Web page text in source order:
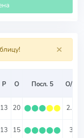
×
Р О Посл. 5 О/И
13 20 ⬤⬤⬤⬤⬤ 2.5
13 15 ⬤⬤⬤⬤⬤ 3